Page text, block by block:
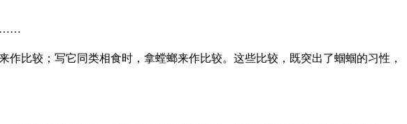
……
比较；写它同类相食时，拿螳螂来作比较。这些比较，既突出了蝈蝈的习性，